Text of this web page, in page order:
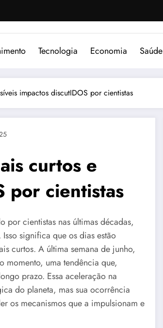
Tecnologia Economia Saúde
impactos discutIDOS por cientistas
curtos e
por cientistas
por cientistas nas últimas décadas,
significa que os dias estão
curtos. A última semana de junho,
momento, uma tendência que,
prazo. Essa aceleração na
do planeta, mas sua ocorrência
os mecanismos que a impulsionam e